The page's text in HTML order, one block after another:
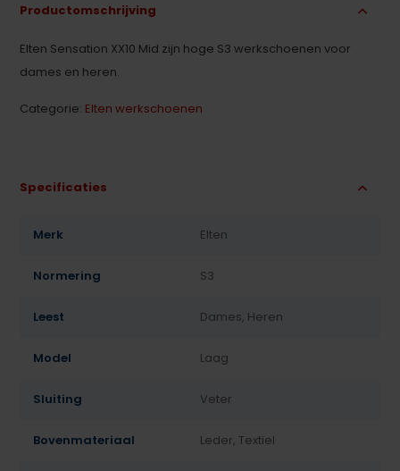
Productomschrijving
Elten Sensation XX10 Mid zijn hoge S3 werkschoenen voor
dames en heren.
Categorie: Elten werkschoenen
Specificaties
Merk Elten
Normering S3
Leest Dames, Heren
Model Laag
Sluiting Veter
Bovenmateriaal Leder, Textiel